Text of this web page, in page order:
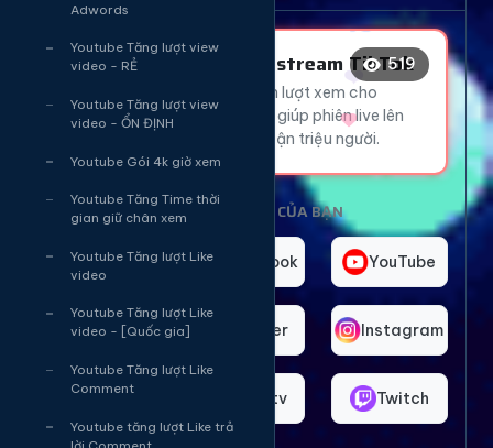
Adwords
Youtube Tăng lượt view
video - RẺ
Youtube Tăng lượt view
video - ỔN ĐỊNH
Youtube Gói 4k giờ xem
Youtube Tăng Time thời
gian giữ chân xem
Youtube Tăng lượt Like
video
Youtube Tăng lượt Like
video - [Quốc gia]
Youtube Tăng lượt Like
Comment
Youtube tăng lượt Like trả
Tăng Mắt Livestream TikTok
Thu hút hàng ngàn lượt xem cho
livestream TikTok, giúp phiên live lên
xu hướng và tiếp cận triệu người.
519
😍
❤️
CHỌN NỀN TẢNG CỦA BẠN
TikTok Facebook YouTube
Telegram Twitter Instagram
Shopee Bigo.tv Twitch